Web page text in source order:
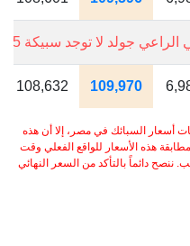
جولد لا توجد سبيكة 15.55 جرام.
109,970
108,632
أسعار السبائك في مصر، إلا أن هذه
هذه الأسعار للواقع الفعلي وقت
ننصح دائماً بالتأكد من السعر النهائي